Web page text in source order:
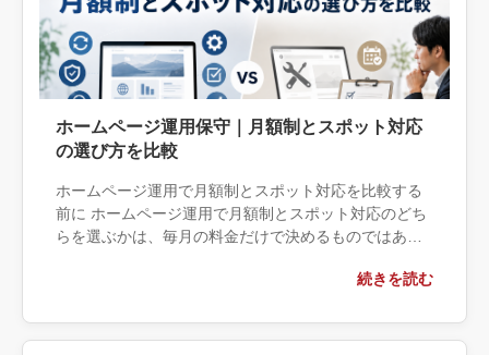
ホームページ運用保守｜月額制とスポット対応
の選び方を比較
ホームページ運用で月額制とスポット対応を比較する
前に ホームページ運用で月額制とスポット対応のどち
らを選ぶかは、毎月の料金だけで決めるものではあり
続きを読む